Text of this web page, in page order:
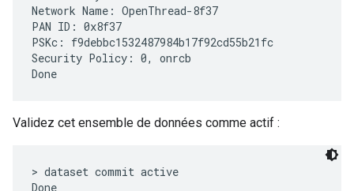
Network Name: OpenThread-8f37
PAN ID: 0x8f37
PSKc: f9debbc1532487984b17f92cd55b21fc
Security Policy: 0, onrcb
Validez cet ensemble de données comme actif :
> dataset commit active